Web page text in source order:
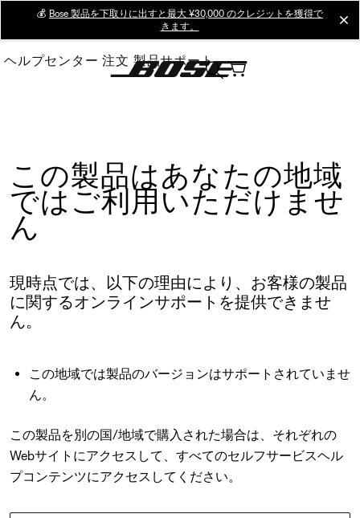
Main
💰 Bose 製品を下取りに出すと最大 ¥30,000 のクレジットを獲得で
きます。
ヘルプセンター 注文 製品サポート
この製品はあなたの地域
ではご利用いただけませ
ん
現時点では、以下の理由により、お客様の製品
に関するオンラインサポートを提供できませ
ん。
この地域では製品のバージョンはサポートされていませ
ん。
この製品を別の国/地域で購入された場合は、それぞれの
Webサイトにアクセスして、すべてのセルフサービスヘル
プコンテンツにアクセスしてください。